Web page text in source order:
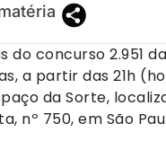
do concurso 2.951
a partir das 21h
da Sorte,
nº 750, em São